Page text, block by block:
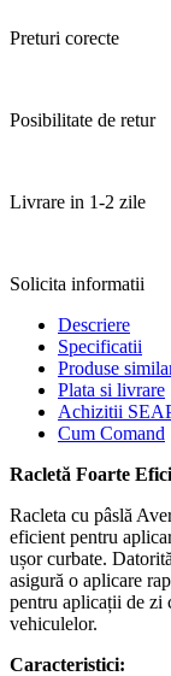
Preturi corecte
Posibilitate de retur
Livrare in 1-2 zile
Solicita informatii
Descriere
Specificatii
Produse
Plata si livrare
Achizitii
Cum Comand
Racletă Foarte
Racleta cu pâslă
eficient pentru
ușor curbate.
asigură o aplicare
pentru aplicații de zi
vehiculelor.
Caracteristici: